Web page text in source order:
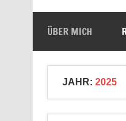
ÜBER MICH
JAHR: 2025